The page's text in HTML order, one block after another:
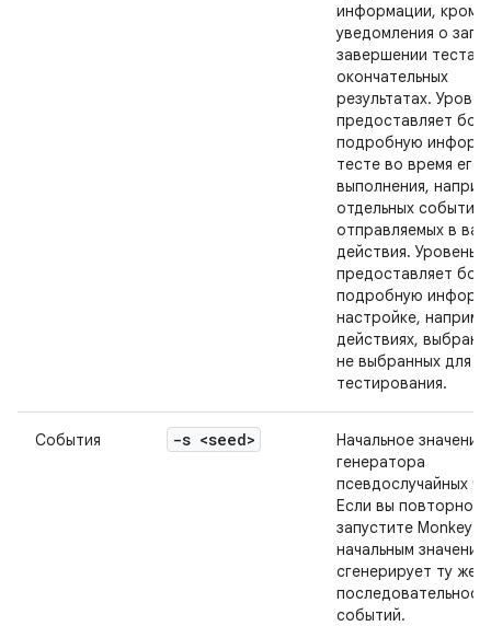
информации, кроме
уведомления о
завершении теста и
окончательных
результатах.
предоставляет
подробную
тесте во время его
выполнения,
отдельных
отправляемых в
действия. Уровень 2
предоставляет
подробную
настройке,
действиях,
не выбранных для
тестирования.
События -s <seed>
Начальное значение
генератора
псевдослучайных
Если вы повторно
запустите Monkey
начальным
сгенерирует ту же
событий.